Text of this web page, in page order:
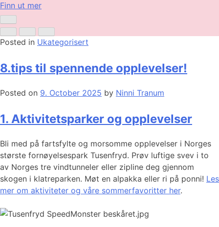
Finn ut mer
Posted in Ukategorisert
8.tips til spennende opplevelser!
Posted on 9. October 2025 by Ninni Tranum
1. Aktivitetsparker og opplevelser
Bli med på fartsfylte og morsomme opplevelser i Norges
største fornøyelsespark Tusenfryd. Prøv luftige svev i to
av Norges tre vindtunneler eller zipline deg gjennom
skogen i klatreparken. Møt en alpakka eller ri på ponni! Les
mer om aktiviteter og våre sommerfavoritter her.